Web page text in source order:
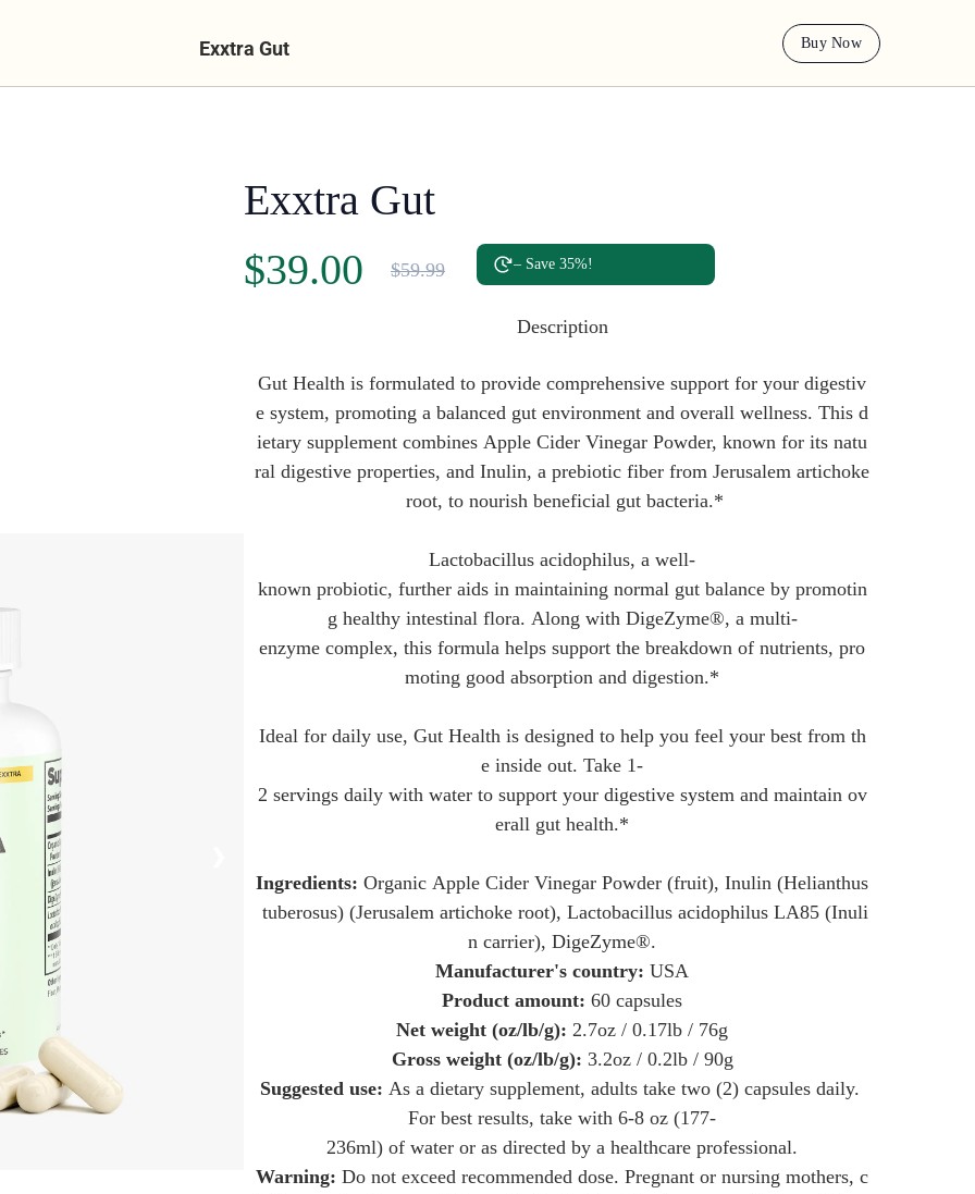
Exxtra Gut Buy Now
Exxtra Gut
$39.00
$59.99 – Save 35%!
Description
Gut Health is formulated to provide comprehensive support for your digestiv
e system, promoting a balanced gut environment and overall wellness. This d
ietary supplement combines Apple Cider Vinegar Powder, known for its natu
ral digestive properties, and Inulin, a prebiotic fiber from Jerusalem artichoke
root, to nourish beneficial gut bacteria.*
Lactobacillus acidophilus, a well-
known probiotic, further aids in maintaining normal gut balance by promotin
g healthy intestinal flora. Along with DigeZyme®, a multi-
enzyme complex, this formula helps support the breakdown of nutrients, pro
moting good absorption and digestion.*
Ideal for daily use, Gut Health is designed to help you feel your best from th
e inside out. Take 1-
2 servings daily with water to support your digestive system and maintain ov
erall gut health.*
Ingredients: Organic Apple Cider Vinegar Powder (fruit), Inulin (Helianthus
tuberosus) (Jerusalem artichoke root), Lactobacillus acidophilus LA85 (Inuli
n carrier), DigeZyme®.
Manufacturer's country: USA
Product amount: 60 capsules
Net weight (oz/lb/g): 2.7oz / 0.17lb / 76g
Gross weight (oz/lb/g): 3.2oz / 0.2lb / 90g
Suggested use: As a dietary supplement, adults take two (2) capsules daily.
For best results, take with 6-8 oz (177-
236ml) of water or as directed by a healthcare professional.
Warning: Do not exceed recommended dose. Pregnant or nursing mothers, c